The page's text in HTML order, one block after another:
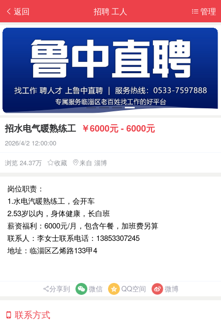
返回 管理
招聘 工人
招水电气暖熟练工 ￥6000元 - 6000元
2026/4/2 12:00:00
浏览 24.37万 收藏 来自 淄博
岗位职责：
1.水电汽暖熟练工，会开车
2.53岁以内，身体健康，长白班
薪资福利：6000元/月，包含午餐，加班费另算
联系人：李女士联系电话：13853307245
地址：临淄区乙烯路133甲4
分享到 微信 QQ空间 微博
联系方式